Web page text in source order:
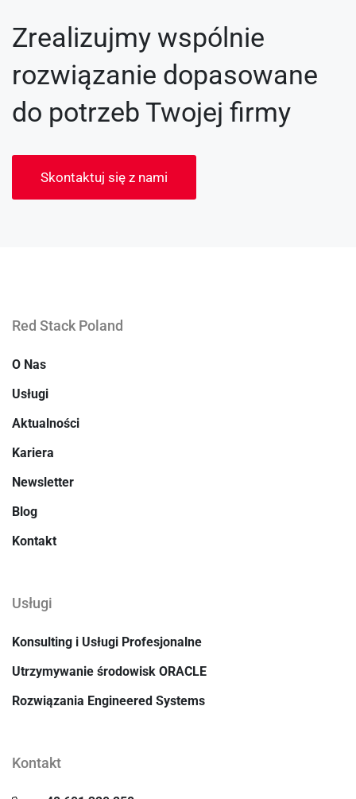
Zrealizujmy wspólnie
rozwiązanie dopasowane
do potrzeb Twojej firmy
Skontaktuj się z nami
Red Stack Poland
O Nas
Usługi
Aktualności
Kariera
Newsletter
Blog
Kontakt
Usługi
Konsulting i Usługi Profesjonalne
Utrzymywanie środowisk ORACLE
Rozwiązania Engineered Systems
Kontakt